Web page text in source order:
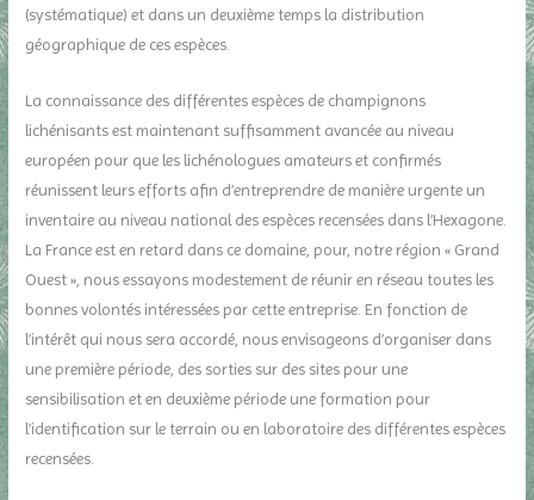
(systématique) et dans un deuxième temps la distribution
géographique de ces espèces.
La connaissance des différentes espèces de champignons
lichénisants est maintenant suffisamment avancée au niveau
européen pour que les lichénologues amateurs et confirmés
réunissent leurs efforts afin d’entreprendre de manière urgente un
inventaire au niveau national des espèces recensées dans l’Hexagone.
La France est en retard dans ce domaine, pour, notre région « Grand
Ouest », nous essayons modestement de réunir en réseau toutes les
bonnes volontés intéressées par cette entreprise. En fonction de
l’intérêt qui nous sera accordé, nous envisageons d’organiser dans
une première période, des sorties sur des sites pour une
sensibilisation et en deuxième période une formation pour
l’identification sur le terrain ou en laboratoire des différentes espèces
recensées.